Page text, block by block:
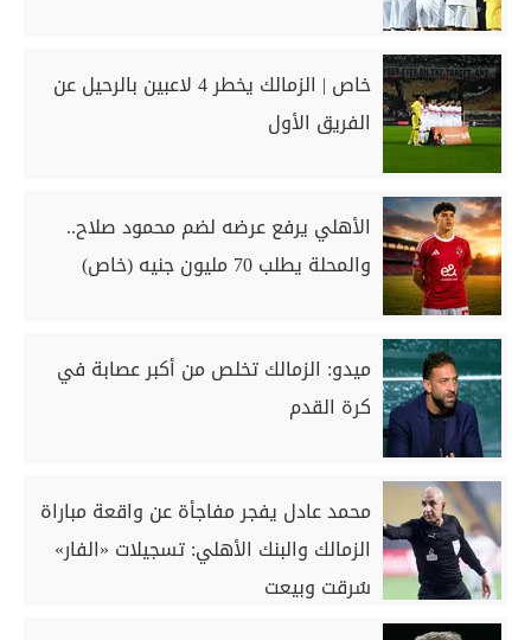
خاص | الزمالك يخطر 4 لاعبين بالرحيل عن
الفريق الأول
الأهلي يرفع عرضه لضم محمود صلاح..
والمحلة يطلب 70 مليون جنيه (خاص)
ميدو: الزمالك تخلص من أكبر عصابة في
كرة القدم
محمد عادل يفجر مفاجأة عن واقعة مباراة
الزمالك والبنك الأهلي: تسجيلات «الفار»
سُرقت وبيعت